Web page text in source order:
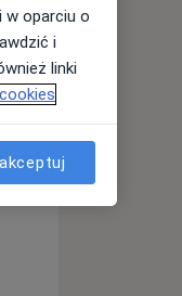
Pt,
14 Sie
w oparciu o
i
linki